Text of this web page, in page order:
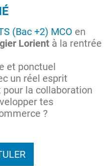
(Bac +2) MCO en
Lorient à la rentrée
et ponctuel
un réel esprit
pour la collaboration
tes
?